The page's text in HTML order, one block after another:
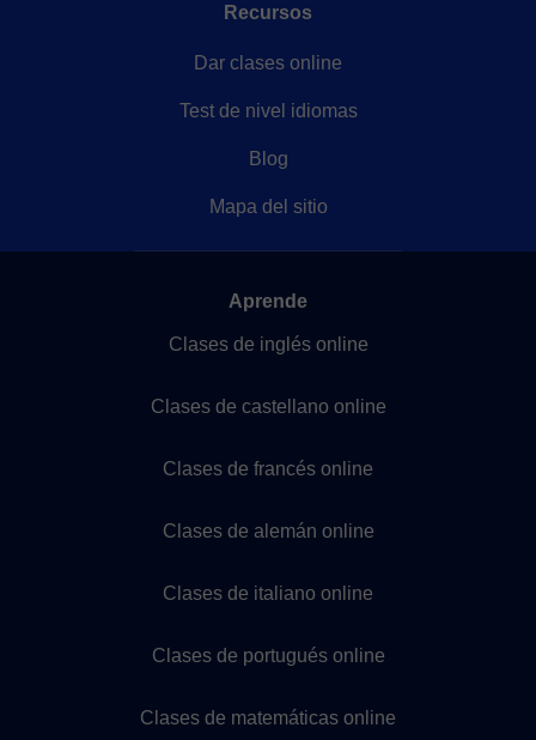
Recursos
Dar clases online
Test de nivel idiomas
Blog
Mapa del sitio
Aprende
Clases de inglés online
Clases de castellano online
Clases de francés online
Clases de alemán online
Clases de italiano online
Clases de portugués online
Clases de matemáticas online